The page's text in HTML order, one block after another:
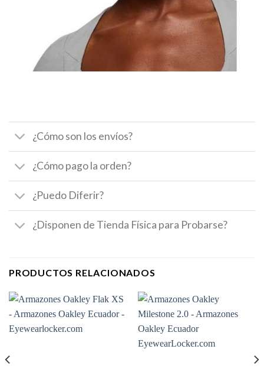
¿Cómo son los envíos?
¿Cómo pago la orden?
¿Puedo Diferir?
¿Disponen de Tienda Física para Probarse?
PRODUCTOS RELACIONADOS